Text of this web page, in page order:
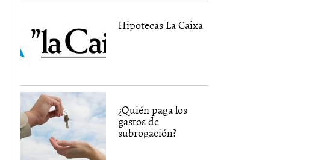
Hipotecas La Caixa
¿Quién paga los
gastos de
subrogación?